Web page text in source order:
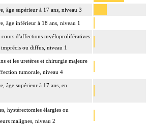
âge supérieur à 17 ans, niveau 3
âge inférieur à 18 ans, niveau 1
cours d'affections myéloprolifératives
ou diffus, niveau 1
et les uretères et chirurgie majeure
tumorale, niveau 4
âge supérieur à 17 ans, en
hystérectomies élargies ou
malignes, niveau 2